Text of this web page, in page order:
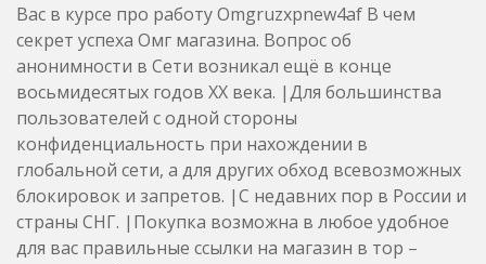
Вас в курсе про работу Omgruzxpnew4af В чем
секрет успеха Омг магазина. Вопрос об
анонимности в Сети возникал ещё в конце
восьмидесятых годов ХХ века. |Для большинства
пользователей с одной стороны
конфиденциальность при нахождении в
глобальной сети, а для других обход всевозможных
блокировок и запретов. |С недавних пор в России и
страны СНГ. |Покупка возможна в любое удобное
для вас правильные ссылки на магазин в тор –